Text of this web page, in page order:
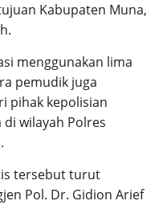
Kabupaten Muna,
menggunakan lima
pemudik juga
pihak kepolisian
wilayah Polres
tersebut turut
Pol. Dr. Gidion Arief